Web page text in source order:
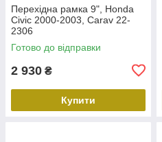
Перехідна рамка 9", Honda
Civic 2000-2003, Carav 22-
2306
Готово до відправки
2 930 ₴
Купити